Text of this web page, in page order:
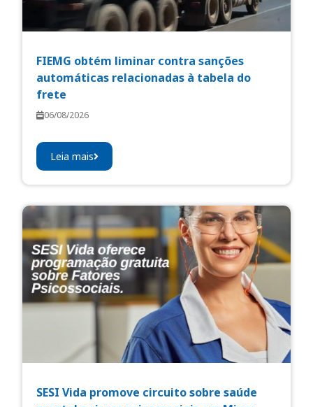
FIEMG obtém liminar contra sanções
automáticas relacionadas à tabela do
frete
06/08/2026
Leia mais
SESI Vida promove circuito sobre saúde